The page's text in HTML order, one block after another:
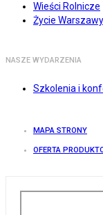
Wieści Rolnicze
Życie Warszawy
NASZE WYDARZENIA
Szkolenia i
MAPA STRONY
OFERTA